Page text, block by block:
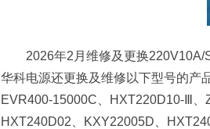
2026年2月维修及更换220V10A/
华科电源还更换及维修以下型号的产
EVR400-15000C、HXT220D10-Ⅲ、
HXT240D02、KXY22005D、